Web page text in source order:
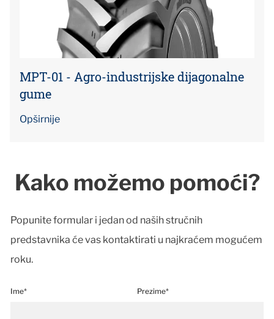
MPT-01 - Agro-industrijske dijagonalne
gume
Opširnije
Kako možemo pomoći?
Popunite formular i jedan od naših stručnih
predstavnika će vas kontaktirati u najkraćem mogućem
roku.
Ime* Prezime*